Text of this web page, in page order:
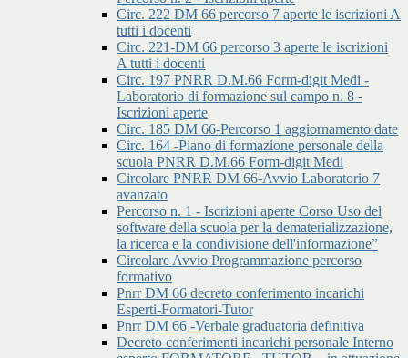
Circ. 222 DM 66 percorso 7 aperte le iscrizioni A
tutti i docenti
Circ. 221-DM 66 percorso 3 aperte le iscrizioni
A tutti i docenti
Circ. 197 PNRR D.M.66 Form-digit Medi -
Laboratorio di formazione sul campo n. 8 -
Iscrizioni aperte
Circ. 185 DM 66-Percorso 1 aggiornamento date
Circ. 164 -Piano di formazione personale della
scuola PNRR D.M.66 Form-digit Medi
Circolare PNRR DM 66-Avvio Laboratorio 7
avanzato
Percorso n. 1 - Iscrizioni aperte Corso Uso del
software della scuola per la dematerializzazione,
la ricerca e la condivisione dell'informazione”
Circolare Avvio Programmazione percorso
formativo
Pnrr DM 66 decreto conferimento incarichi
Esperti-Formatori-Tutor
Pnrr DM 66 -Verbale graduatoria definitiva
Decreto conferimenti incarichi personale Interno